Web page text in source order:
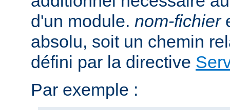
d'un module. nom-fichier
absolu, soit un chemin
défini par la directive
Par exemple :